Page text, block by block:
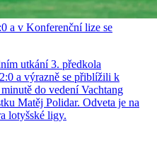
a v Konferenční lize se
utkání 3. předkola
a výrazně se přiblížili k
do vedení Vachtang
Matěj Polidar. Odveta je na
lotyšské ligy.